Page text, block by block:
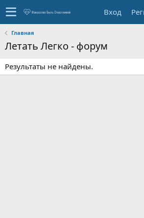
Вход
Главная
Летать Легко - форум
Результаты не найдены.